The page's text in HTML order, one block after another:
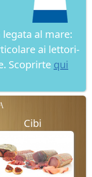
al mare:
ai lettori-
Scoprirte qui
Cibi